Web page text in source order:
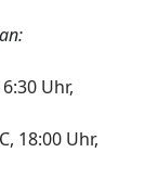
Uhr,
18:00 Uhr,